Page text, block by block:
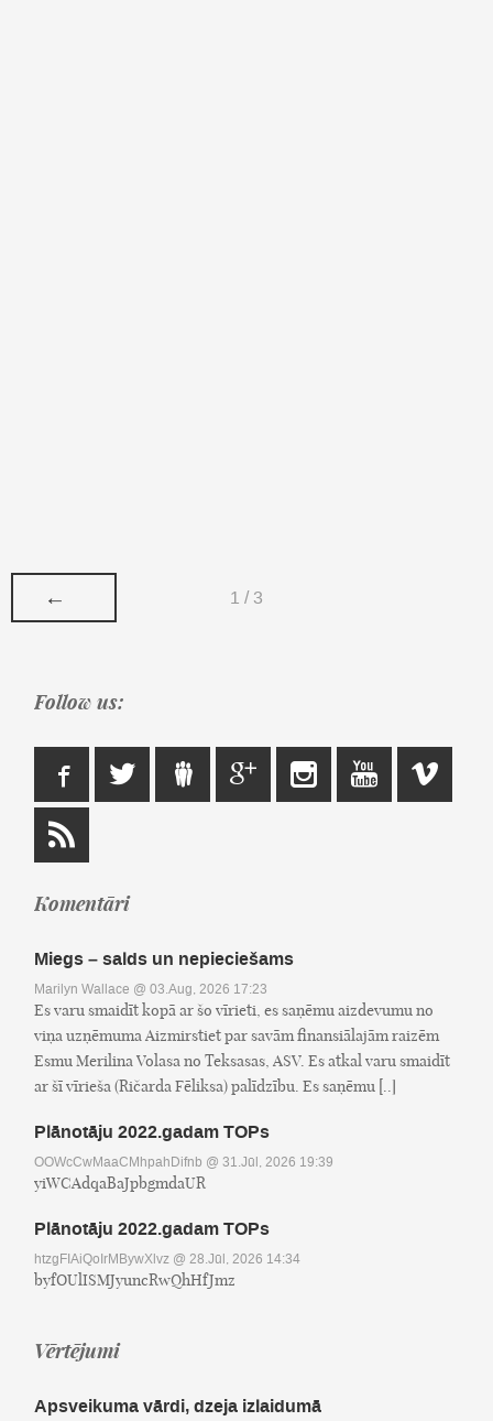
← 1 / 3
Follow us:
Komentāri
Miegs – salds un nepieciešams
Marilyn Wallace @ 03.Aug, 2026 17:23
Es varu smaidīt kopā ar šo vīrieti, es saņēmu aizdevumu no
viņa uzņēmuma Aizmirstiet par savām finansiālajām raizēm
Esmu Merilina Volasa no Teksasas, ASV. Es atkal varu smaidīt
ar šī vīrieša (Ričarda Fēliksa) palīdzību. Es saņēmu [..]
Plānotāju 2022.gadam TOPs
OOWcCwMaaCMhpahDifnb @ 31.Jūl, 2026 19:39
yiWCAdqaBaJpbgmdaUR
Plānotāju 2022.gadam TOPs
htzgFIAiQoIrMBywXlvz @ 28.Jūl, 2026 14:34
byfOUlISMJyuncRwQhHfJmz
Vērtējumi
Apsveikuma vārdi, dzeja izlaidumā